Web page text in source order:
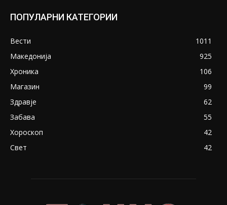
ПОПУЛАРНИ КАТЕГОРИИ
Вести
1011
Македонија
925
Хроника
106
Магазин
99
Здравје
62
Забава
55
Хороскоп
42
Свет
42